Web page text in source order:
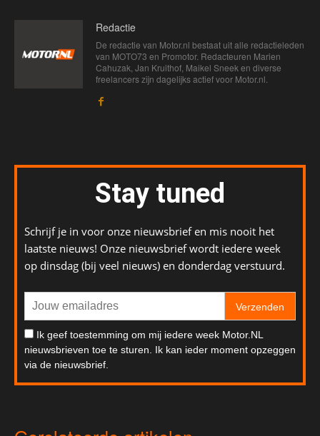
Redactie
De redactie van Motor.nl bestaat uit alle redactieleden
van MOTO73 en Promotor. Redacteuren Marien
Cahuzak, Jan Kruithof, Maikel Sneek en diverse
freelancers zijn dagelijks actief voor Motor.nl.
Stay tuned
Schrijf je in voor onze nieuwsbrief en mis nooit het
laatste nieuws! Onze nieuwsbrief wordt iedere week
op dinsdag (bij veel nieuws) en donderdag verstuurd.
Verzenden
Ik geef toestemming om mij iedere week Motor.NL
nieuwsbrieven toe te sturen. Ik kan ieder moment opzeggen
via de nieuwsbrief.